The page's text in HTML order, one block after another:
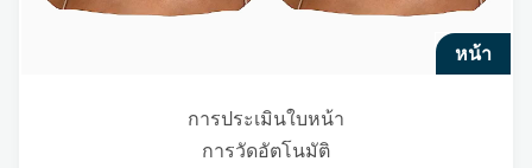
หน้า
การประเมินใบหน้า
การวัดอัตโนมัติ